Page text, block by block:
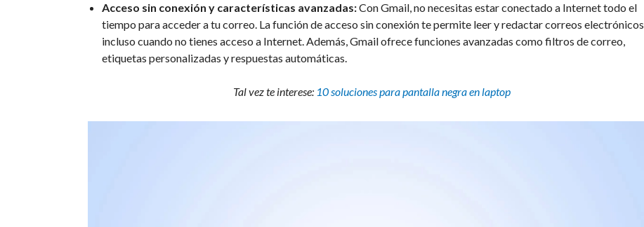
Acceso sin conexión y características avanzadas:Con Gmail, no necesitas estar conectado a Internet todo el
tiempo para acceder a tu correo. La función de acceso sin conexión te permite leer y redactar correos electrónicos
incluso cuando no tienes acceso a Internet. Además, Gmail ofrece funciones avanzadas como filtros de correo,
etiquetas personalizadas y respuestas automáticas.
Tal vez te interese: 10 soluciones para pantalla negra en laptop